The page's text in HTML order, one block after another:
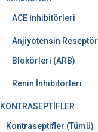
ACE İnhibitörleri
Anjiyotensin Reseptör
Blokörleri (ARB)
Renin İnhibitörleri
KONTRASEPTİFLER
Kontraseptifler (Tümü)